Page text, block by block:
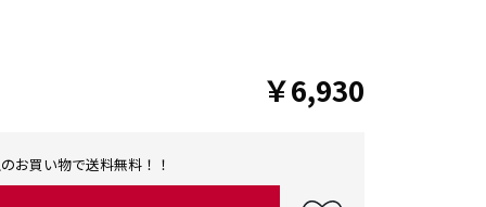
￥6,930
お買い物で送料無料！！